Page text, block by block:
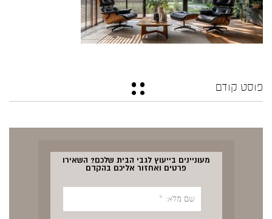
פוסט קודם
מעוניינים בייעוץ לגבי הבית שלכם? השאירו
פרטים ואחזור אליכם בהקדם